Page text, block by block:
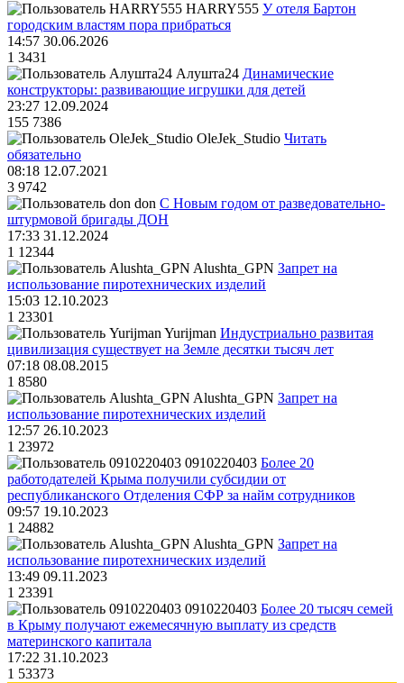
HARRY555 У отеля Бартон
городским властям пора прибраться
14:57 30.06.2026
1 3431
Алушта24 Динамические
конструкторы: развивающие игрушки для детей
23:27 12.09.2024
155 7386
OleJek_Studio Читать
обязательно
08:18 12.07.2021
3 9742
don С Новым годом от разведовательно-
штурмовой бригады ДОН
17:33 31.12.2024
1 12344
Alushta_GPN Запрет на
использование пиротехнических изделий
15:03 12.10.2023
1 23301
Yurijman Индустриально развитая
цивилизация существует на Земле десятки тысяч лет
07:18 08.08.2015
1 8580
Alushta_GPN Запрет на
использование пиротехнических изделий
12:57 26.10.2023
1 23972
0910220403 Более 20
работодателей Крыма получили субсидии от
республиканского Отделения СФР за найм сотрудников
09:57 19.10.2023
1 24882
Alushta_GPN Запрет на
использование пиротехнических изделий
13:49 09.11.2023
1 23391
0910220403 Более 20 тысяч семей
в Крыму получают ежемесячную выплату из средств
материнского капитала
17:22 31.10.2023
1 53373